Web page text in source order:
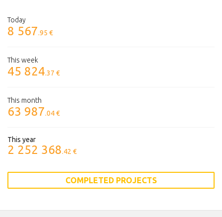
Today
8 567.95 €
This week
45 824.37 €
This month
63 987.04 €
This year
2 252 368.42 €
COMPLETED PROJECTS